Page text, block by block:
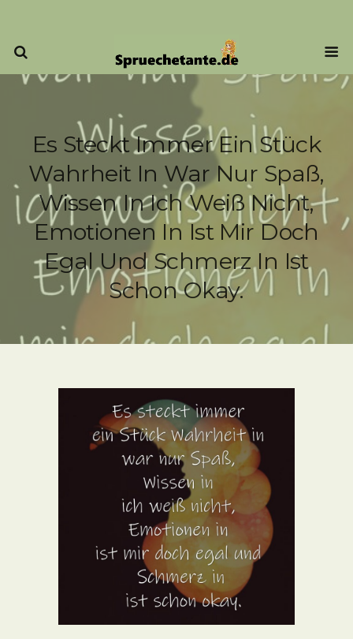
Es Steckt Immer Ein Stück
Wahrheit In War Nur Spaß,
Wissen In Ich Weiß Nicht,
Emotionen In Ist Mir Doch
Egal Und Schmerz In Ist
Schon Okay.